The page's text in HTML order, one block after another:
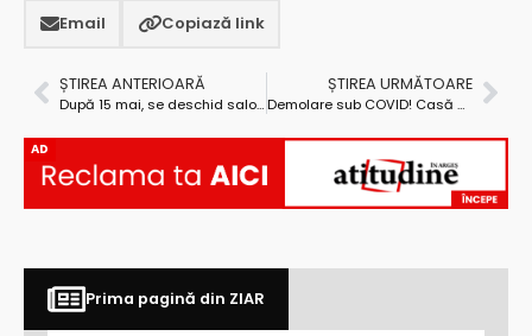
Email Copiază link
ȘTIREA ANTERIOARĂ
După 15 mai, se deschid saloanele de coafură și cosmetică
ȘTIREA URMĂTOARE
Demolare sub COVID! Casă construită ilegal, dărâmată în prezența mascaților
AD
Prima pagină din ZIAR